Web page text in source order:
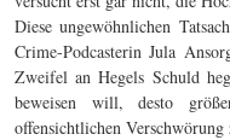
Diese ungewöhnlichen
Crime-Podcasterin Jula
Zweifel an Hegels Schuld
beweisen will, desto
offensichtlichen Verschwörung